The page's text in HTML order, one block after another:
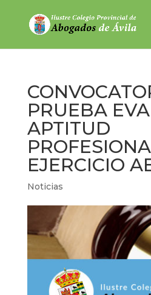
PRUEBA
APTITUD
EJERCICIO
Noticias